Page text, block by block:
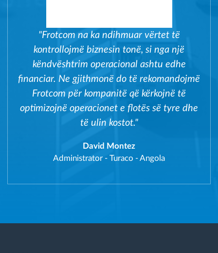
"Frotcom na ka ndihmuar vërtet të
kontrollojmë biznesin tonë, si nga një
këndvështrim operacional ashtu edhe
financiar. Ne gjithmonë do të rekomandojmë
Frotcom për kompanitë që kërkojnë të
optimizojnë operacionet e flotës së tyre dhe
të ulin kostot."
David Montez
Administrator - Turaco - Angola